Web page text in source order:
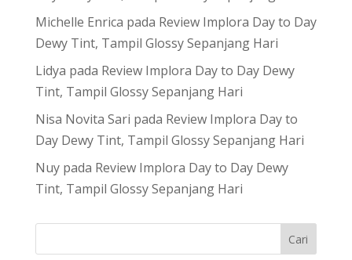
Michelle Enrica pada Review Implora Day to Day
Dewy Tint, Tampil Glossy Sepanjang Hari
Lidya pada Review Implora Day to Day Dewy
Tint, Tampil Glossy Sepanjang Hari
Nisa Novita Sari pada Review Implora Day to
Day Dewy Tint, Tampil Glossy Sepanjang Hari
Nuypada Review Implora Day to Day Dewy
Tint, Tampil Glossy Sepanjang Hari